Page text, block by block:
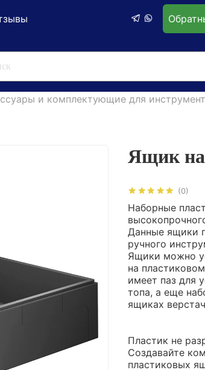
и комплектующие для
(0)
Ящик
Наборные
Данные ящики
ручного
Ящики можно
на
имеет паз для
топа, а еще
ящиках
Пластик не
Создавайте
пластиковых